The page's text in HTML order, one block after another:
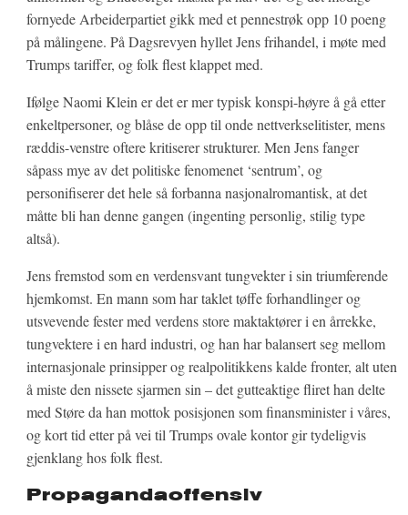
fornyede Arbeiderpartiet gikk med et pennestrøk opp 10 poeng
på målingene. På Dagsrevyen hyllet Jens frihandel, i møte med
Trumps tariffer, og folk flest klappet med.
Ifølge Naomi Klein er det er mer typisk konspi-høyre å gå etter
enkeltpersoner, og blåse de opp til onde nettverkselitister, mens
ræddis-venstre oftere kritiserer strukturer. Men Jens fanger
såpass mye av det politiske fenomenet ‘sentrum’, og
personifiserer det hele så forbanna nasjonalromantisk, at det
måtte bli han denne gangen (ingenting personlig, stilig type
altså).
Jens fremstod som en verdensvant tungvekter i sin triumferende
hjemkomst. En mann som har taklet tøffe forhandlinger og
utsvevende fester med verdens store maktaktører i en årrekke,
tungvektere i en hard industri, og han har balansert seg mellom
internasjonale prinsipper og realpolitikkens kalde fronter, alt uten
å miste den nissete sjarmen sin – det gutteaktige fliret han delte
med Støre da han mottok posisjonen som finansminister i våres,
og kort tid etter på vei til Trumps ovale kontor gir tydeligvis
gjenklang hos folk flest.
Propagandaoffensiv